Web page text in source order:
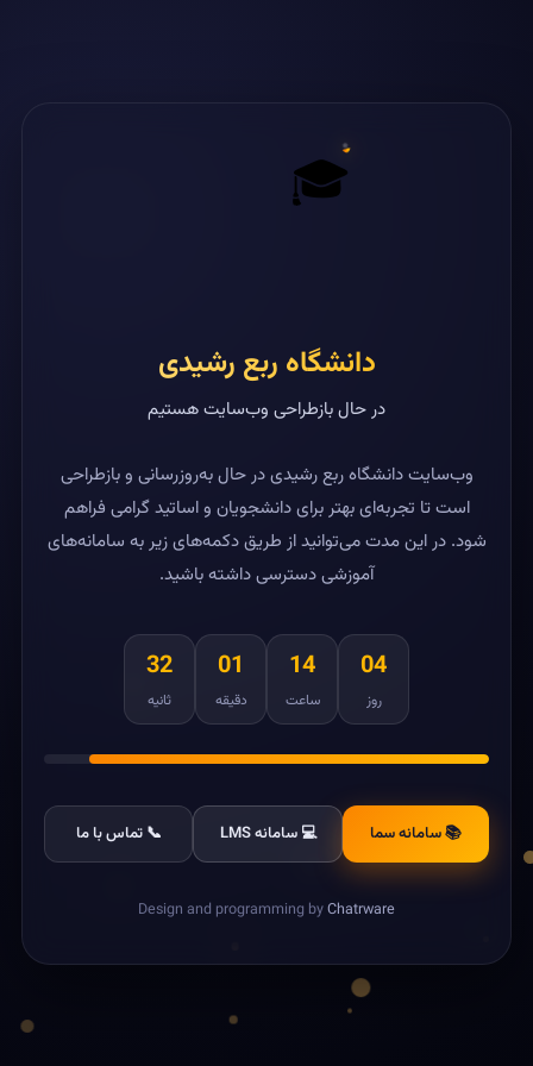
🎓
دانشگاه ربع رشیدی
در حال بازطراحی وب‌سایت هستیم
وب‌سایت دانشگاه ربع رشیدی در حال به‌روزرسانی و بازطراحی
است تا تجربه‌ای بهتر برای دانشجویان و اساتید گرامی فراهم
شود. در این مدت می‌توانید از طریق دکمه‌های زیر به سامانه‌های
آموزشی دسترسی داشته باشید.
04
روز
14
ساعت
01
دقیقه
32
ثانیه
📚 سامانه سما 💻 سامانه LMS 📞 تماس با ما
Design and programming byChatrware